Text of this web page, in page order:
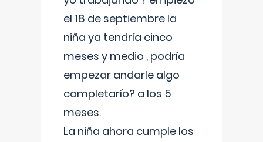
el 18 de septiembre la
niña ya tendría cinco
meses y medio , podría
empezar andarle algo
completarío? a los 5
meses.
La niña ahora cumple los